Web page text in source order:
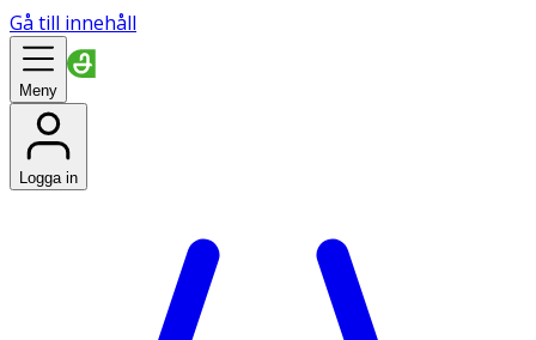
Gå till innehåll
Meny
Logga in